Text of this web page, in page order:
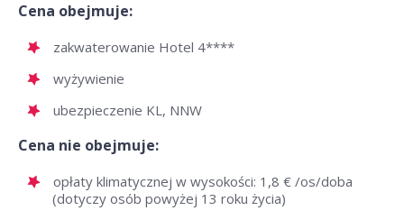
Cena obejmuje:
zakwaterowanie Hotel 4****
wyżywienie
ubezpieczenie KL, NNW
Cena nie obejmuje:
opłaty klimatycznej w wysokości: 1,8 € /os/doba
(dotyczy osób powyżej 13 roku życia)